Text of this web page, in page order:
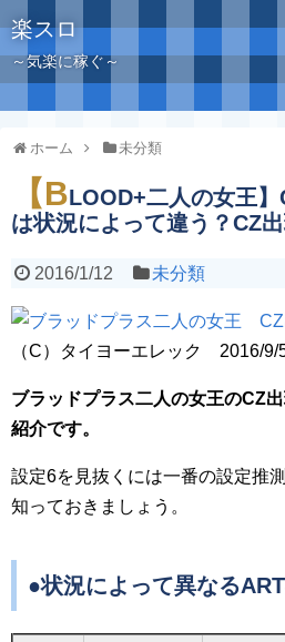
楽スロ
～気楽に稼ぐ～
ホーム 未分類
【BLOOD+二人の女王
は状況によって違う？CZ
2016/1/12 未分類
（C）タイヨーエレック 2016/9/
ブラッドプラス二人の女王のCZ
紹介です。
設定6を見抜くには一番の設定推
知っておきましょう。
●状況によって異なる